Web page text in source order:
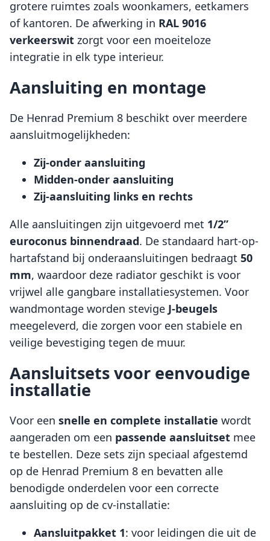
grotere ruimtes zoals woonkamers, eetkamers
of kantoren. De afwerking in RAL 9016
verkeerswit zorgt voor een moeiteloze
integratie in elk type interieur.
Aansluiting en montage
De Henrad Premium 8 beschikt over meerdere
aansluitmogelijkheden:
Zij-onder aansluiting
Midden-onder aansluiting
Zij-aansluiting links en rechts
Alle aansluitingen zijn uitgevoerd met 1/2”
euroconus binnendraad. De standaard hart-op-
hartafstand bij onderaansluitingen bedraagt 50
mm, waardoor deze radiator geschikt is voor
vrijwel alle gangbare installatiesystemen. Voor
wandmontage worden stevige J-beugels
meegeleverd, die zorgen voor een stabiele en
veilige bevestiging tegen de muur.
Aansluitsets voor eenvoudige
installatie
Voor een snelle en complete installatie wordt
aangeraden om een passende aansluitset mee
te bestellen. Deze sets zijn speciaal afgestemd
op de Henrad Premium 8 en bevatten alle
benodigde onderdelen voor een correcte
aansluiting op de cv-installatie:
Aansluitpakket 1: voor leidingen die uit de